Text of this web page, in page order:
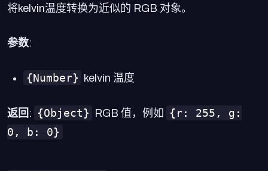
将kelvin温度转换为近似的 RGB 对象。
参数:
{Number} kelvin 温度
返回 : {Object} RGB 值，例如
{r: 255, g:
0, b: 0}